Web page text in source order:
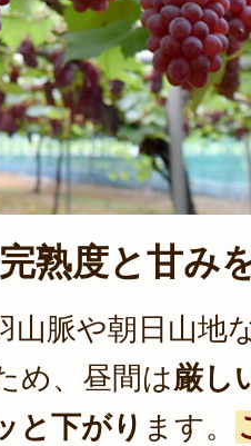
熟度と甘み
山脈や朝日山地
め、昼間は厳し
と下がり ます。